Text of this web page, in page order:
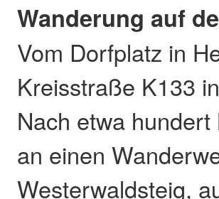
Wanderung auf
Vom Dorfplatz in
Kreisstraße K133
Nach etwa
an einen
Westerwaldsteig,